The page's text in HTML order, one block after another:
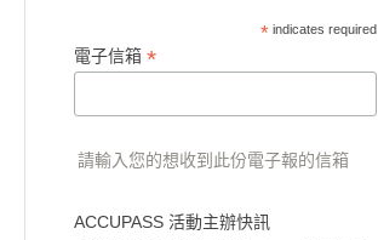
*indicates required
電子信箱 *
請輸入您的想收到此份電子報的信箱
ACCUPASS 活動主辦快訊